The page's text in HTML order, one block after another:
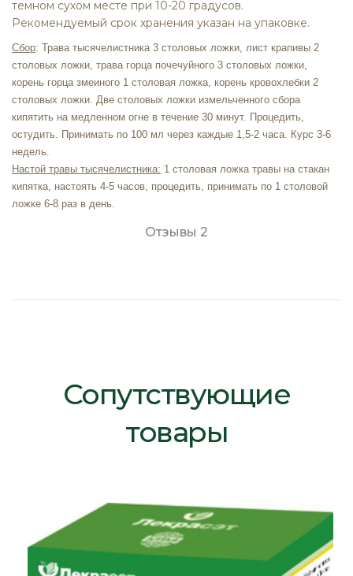
темном сухом месте при 10-20 градусов.
Рекомендуемый срок хранения указан на упаковке.
Сбор: Трава тысячелистника 3 столовых ложки, лист крапивы 2
столовых ложки, трава горца почечуйного 3 столовых ложки,
корень горца змеиного 1 столовая ложка, корень кровохлебки 2
столовых ложки. Две столовых ложки измельченного сбора
кипятить на медленном огне в течение 30 минут. Процедить,
остудить. Принимать по 100 мл через каждые 1,5-2 часа. Курс 3-6
недель.
Настой травы тысячелистника: 1 столовая ложка травы на стакан
кипятка, настоять 4-5 часов, процедить, принимать по 1 столовой
ложке 6-8 раз в день.
Отзывы 2
Сопутствующие
товары